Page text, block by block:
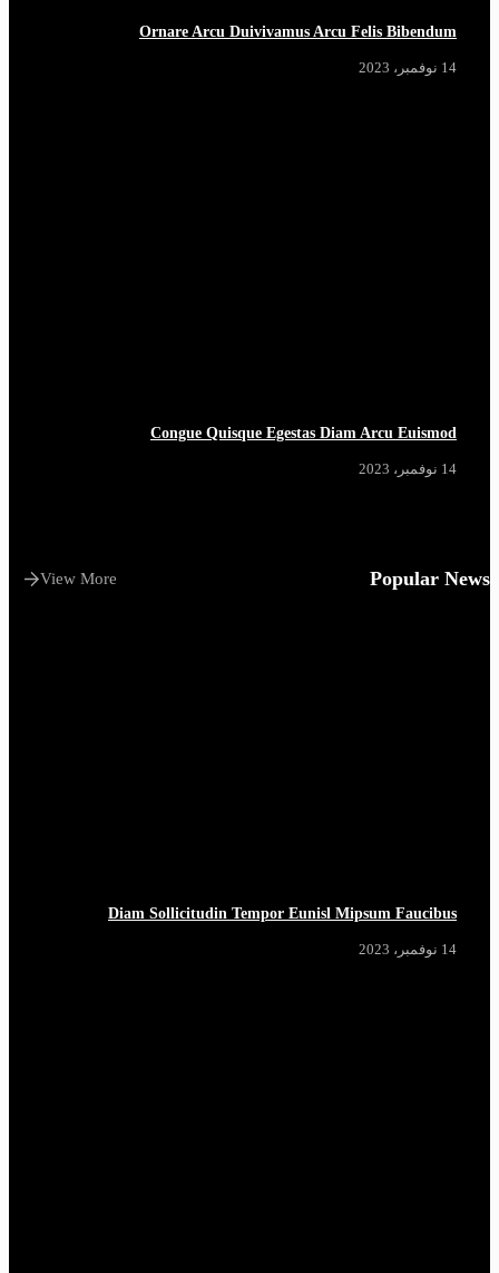
Ornare Arcu Duivivamus Arcu Felis Bibendum
14 نوفمبر، 2023
Congue Quisque Egestas Diam Arcu Euismod
14 نوفمبر، 2023
Popular News
View More
Diam Sollicitudin Tempor Eunisl Mipsum Faucibus
14 نوفمبر، 2023